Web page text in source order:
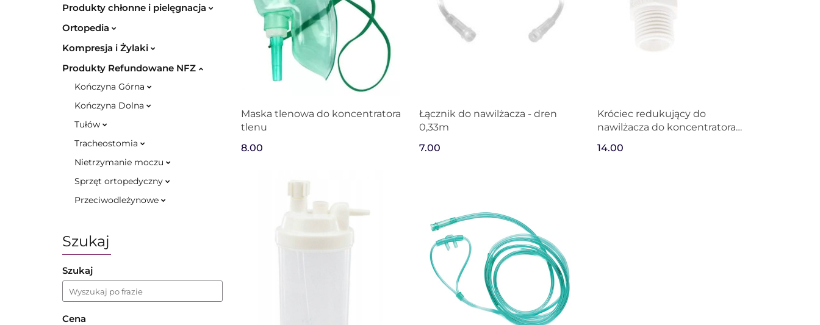
Produkty chłonne i pielęgnacja
Ortopedia
Kompresja i Żylaki
Produkty Refundowane NFZ
Kończyna Górna
Kończyna Dolna
Tułów
Tracheostomia
Nietrzymanie moczu
Sprzęt ortopedyczny
Przeciwodleżynowe
Szukaj
Szukaj
Cena
Maska tlenowa do koncentratora
tlenu
8.00
Łącznik do nawilżacza - dren
0,33m
7.00
Króciec redukujący do
nawilżacza do koncentratora
14.00